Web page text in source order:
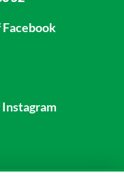
Facebook
Instagram